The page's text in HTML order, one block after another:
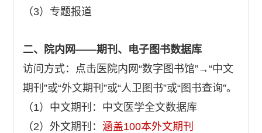
（3）专题报道
二、院内网――期刊、电子图书数据库
访问方式：点击医院内网“数字图书馆”→“中文
期刊”或“外文期刊”或“人卫图书”或“图书查询”。
（1）中文期刊：中文医学全文数据库
（2）外文期刊：涵盖100本外文期刊